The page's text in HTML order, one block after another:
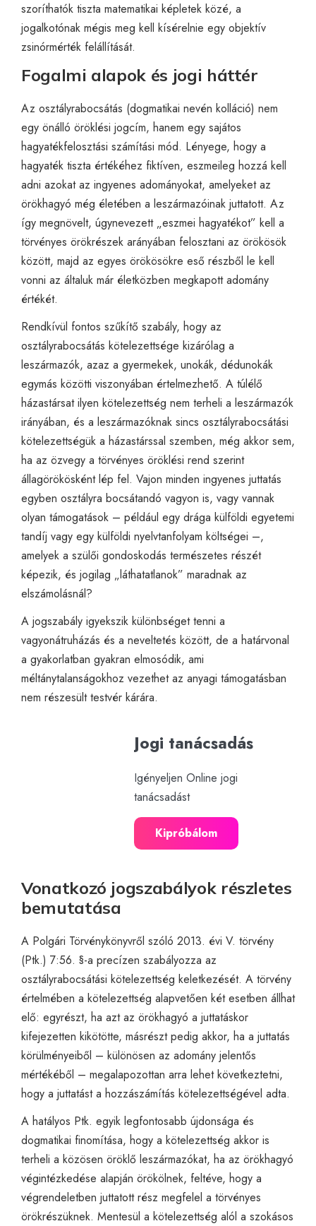
szoríthatók tiszta matematikai képletek közé, a
jogalkotónak mégis meg kell kísérelnie egy objektív
zsinórmérték felállítását.
Fogalmi alapok és jogi háttér
Az osztályrabocsátás (dogmatikai nevén kolláció) nem
egy önálló öröklési jogcím, hanem egy sajátos
hagyatékfelosztási számítási mód. Lényege, hogy a
hagyaték tiszta értékéhez fiktíven, eszmeileg hozzá kell
adni azokat az ingyenes adományokat, amelyeket az
örökhagyó még életében a leszármazóinak juttatott. Az
így megnövelt, úgynevezett „eszmei hagyatékot” kell a
törvényes örökrészek arányában felosztani az örökösök
között, majd az egyes örökösökre eső részből le kell
vonni az általuk már életközben megkapott adomány
értékét.
Rendkívül fontos szűkítő szabály, hogy az
osztályrabocsátás kötelezettsége kizárólag a
leszármazók, azaz a gyermekek, unokák, dédunokák
egymás közötti viszonyában értelmezhető. A túlélő
házastársat ilyen kötelezettség nem terheli a leszármazók
irányában, és a leszármazóknak sincs osztályrabocsátási
kötelezettségük a házastárssal szemben, még akkor sem,
ha az özvegy a törvényes öröklési rend szerint
állagörökösként lép fel. Vajon minden ingyenes juttatás
egyben osztályra bocsátandó vagyon is, vagy vannak
olyan támogatások – például egy drága külföldi egyetemi
tandíj vagy egy külföldi nyelvtanfolyam költségei –,
amelyek a szülői gondoskodás természetes részét
képezik, és jogilag „láthatatlanok” maradnak az
elszámolásnál?
A jogszabály igyekszik különbséget tenni a
vagyonátruházás és a neveltetés között, de a határvonal
a gyakorlatban gyakran elmosódik, ami
méltánytalanságokhoz vezethet az anyagi támogatásban
nem részesült testvér kárára.
Jogi tanácsadás
Igényeljen Online jogi
tanácsadást
Kipróbálom
Vonatkozó jogszabályok részletes
bemutatása
A Polgári Törvénykönyvről szóló 2013. évi V. törvény
(Ptk.) 7:56. §-a precízen szabályozza az
osztályrabocsátási kötelezettség keletkezését. A törvény
értelmében a kötelezettség alapvetően két esetben állhat
elő: egyrészt, ha azt az örökhagyó a juttatáskor
kifejezetten kikötötte, másrészt pedig akkor, ha a juttatás
körülményeiből – különösen az adomány jelentős
mértékéből – megalapozottan arra lehet következtetni,
hogy a juttatást a hozzászámítás kötelezettségével adta.
A hatályos Ptk. egyik legfontosabb újdonsága és
dogmatikai finomítása, hogy a kötelezettség akkor is
terheli a közösen öröklő leszármazókat, ha az örökhagyó
végintézkedése alapján örökölnek, feltéve, hogy a
végrendeletben juttatott rész megfelel a törvényes
örökrészüknek. Mentesül a kötelezettség alól a szokásos